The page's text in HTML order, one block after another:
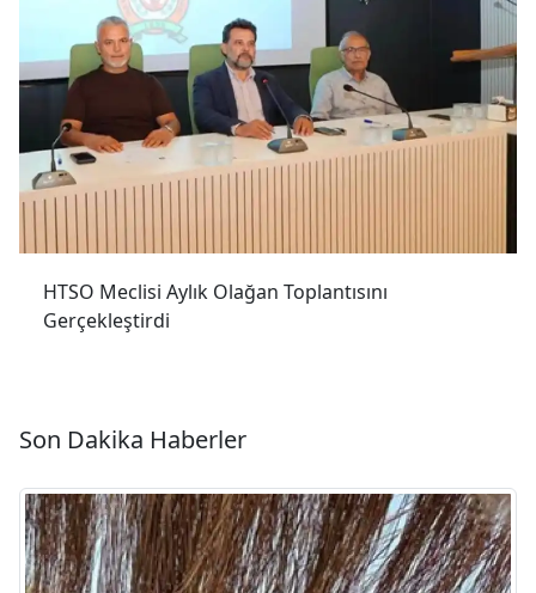
HTSO Meclisi Aylık Olağan Toplantısını
Gerçekleştirdi
Son Dakika Haberler